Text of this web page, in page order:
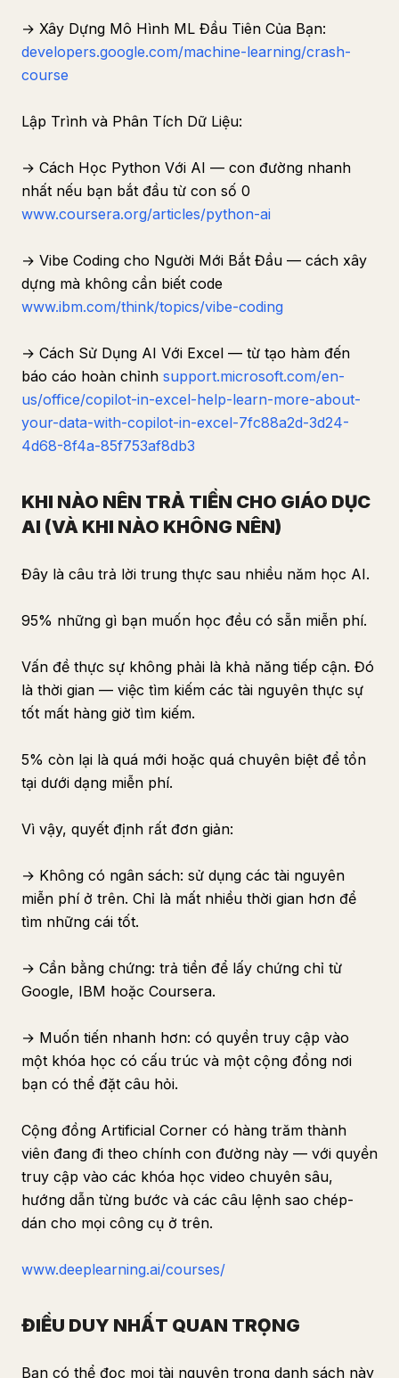
→ Xây Dựng Mô Hình ML Đầu Tiên Của Bạn:
developers.google.com/machine-learning/crash-
course
Lập Trình và Phân Tích Dữ Liệu:
→ Cách Học Python Với AI — con đường nhanh
nhất nếu bạn bắt đầu từ con số 0
www.coursera.org/articles/python-ai
→ Vibe Coding cho Người Mới Bắt Đầu — cách xây
dựng mà không cần biết code
www.ibm.com/think/topics/vibe-coding
→ Cách Sử Dụng AI Với Excel — từ tạo hàm đến
báo cáo hoàn chỉnh support.microsoft.com/en-
us/office/copilot-in-excel-help-learn-more-about-
your-data-with-copilot-in-excel-7fc88a2d-3d24-
4d68-8f4a-85f753af8db3
KHI NÀO NÊN TRẢ TIỀN CHO GIÁO DỤC
AI (VÀ KHI NÀO KHÔNG NÊN)
Đây là câu trả lời trung thực sau nhiều năm học AI.
95% những gì bạn muốn học đều có sẵn miễn phí.
Vấn đề thực sự không phải là khả năng tiếp cận. Đó
là thời gian — việc tìm kiếm các tài nguyên thực sự
tốt mất hàng giờ tìm kiếm.
5% còn lại là quá mới hoặc quá chuyên biệt để tồn
tại dưới dạng miễn phí.
Vì vậy, quyết định rất đơn giản:
→ Không có ngân sách: sử dụng các tài nguyên
miễn phí ở trên. Chỉ là mất nhiều thời gian hơn để
tìm những cái tốt.
→ Cần bằng chứng: trả tiền để lấy chứng chỉ từ
Google, IBM hoặc Coursera.
→ Muốn tiến nhanh hơn: có quyền truy cập vào
một khóa học có cấu trúc và một cộng đồng nơi
bạn có thể đặt câu hỏi.
Cộng đồng Artificial Corner có hàng trăm thành
viên đang đi theo chính con đường này — với quyền
truy cập vào các khóa học video chuyên sâu,
hướng dẫn từng bước và các câu lệnh sao chép-
dán cho mọi công cụ ở trên.
www.deeplearning.ai/courses/
ĐIỀU DUY NHẤT QUAN TRỌNG
Bạn có thể đọc mọi tài nguyên trong danh sách này